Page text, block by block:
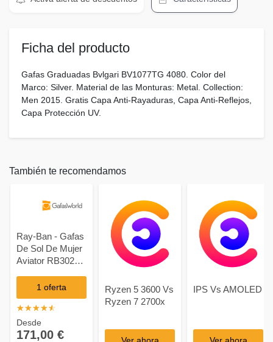
Ficha del producto
Gafas Graduadas Bvlgari BV1077TG 4080. Color del
Marco: Silver. Material de las Monturas: Metal. Collection:
Men 2015. Gratis Capa Anti-Rayaduras, Capa Anti-Reflejos,
Capa Protección UV.
También te recomendamos
Ray-Ban - Gafas
De Sol De Mujer
Aviator RB3025
Con Lentes
Rosas
1 oferta
☆☆☆☆☆
★★★★★
Desde
171,00 €
Ryzen 5 3600 Vs
Ryzen 7 2700x
IPS Vs AMOLED